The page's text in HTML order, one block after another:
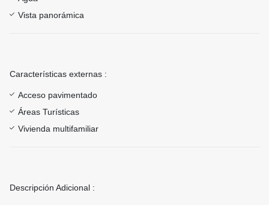
Vista panorámica
Características externas :
Acceso pavimentado
Áreas Turísticas
Vivienda multifamiliar
Descripción Adicional :